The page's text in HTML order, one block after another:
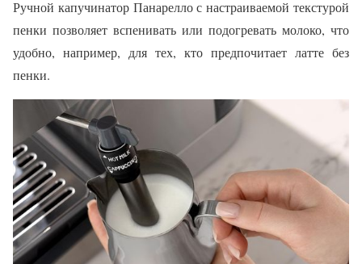
Ручной капучинатор Панарелло с настраиваемой текстурой
пенки позволяет вспенивать или подогревать молоко, что
удобно, например, для тех, кто предпочитает латте без
пенки.